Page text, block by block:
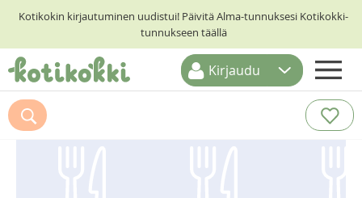
Kotikokin kirjautuminen uudistui! Päivitä Alma-tunnuksesi Kotikokki-
tunnukseen täällä
ETUSIVU
RESEPTIHAKU
Kirjaudu
Suosittelemme myös